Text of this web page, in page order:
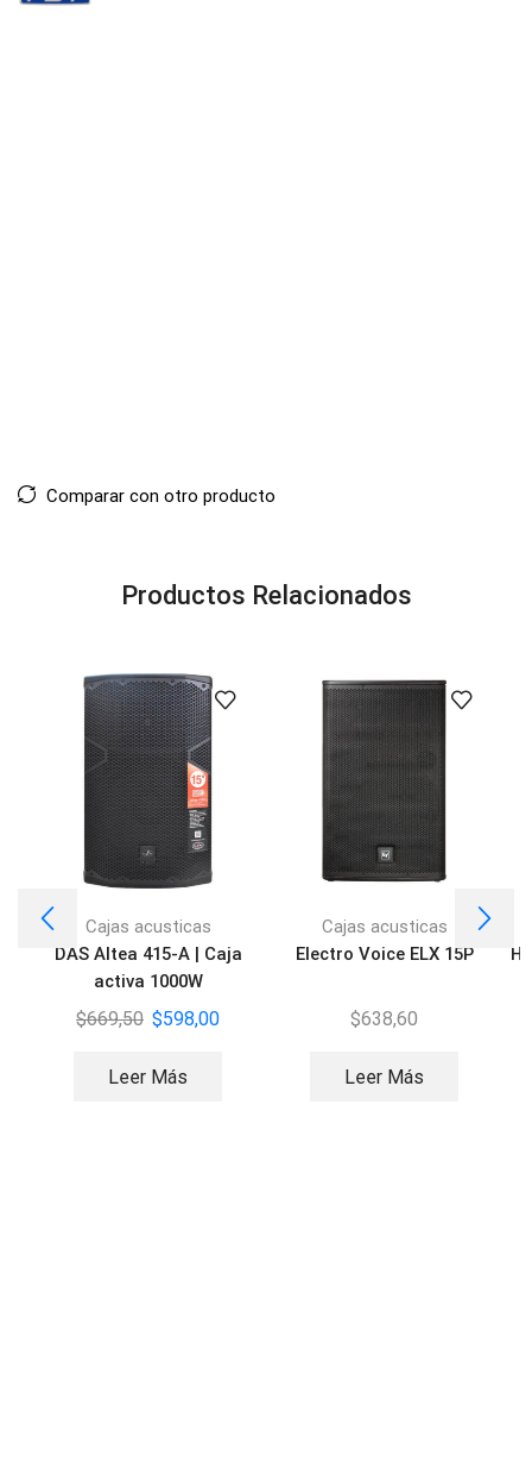
Comparar con otro producto
Productos Relacionados
Cajas acusticas
DAS Altea 415-A | Caja
activa 1000W
$669,50 $598,00
Leer Más
Cajas acusticas
Electro Voice ELX 15P
$638,60
Leer Más